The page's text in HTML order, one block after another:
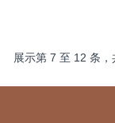
展示第 7 至 12 条